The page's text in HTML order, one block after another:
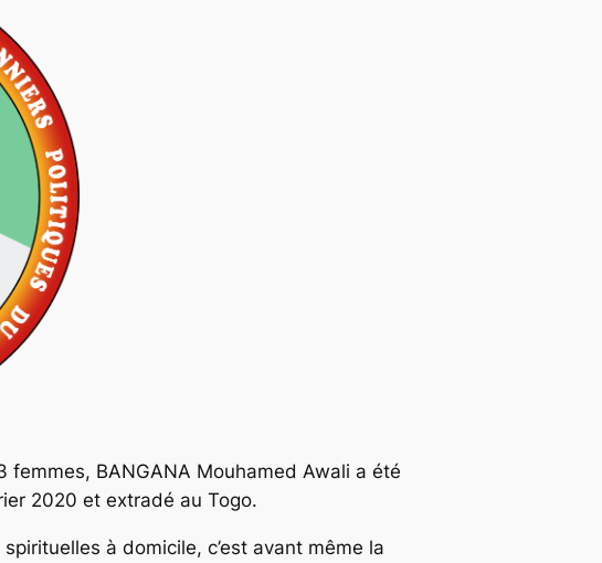
BANGANA Mouhamed Awali a été
2020 et extradé au Togo.
à domicile, c’est avant même la